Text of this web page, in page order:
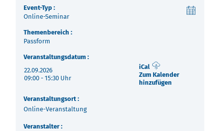
Indonesia
中国
Downloads
Event-Typ :
Online-Seminar
Themenbereich :
Passform
Veranstaltungsdatum :
22.09.2026
09:00 - 15:30 Uhr
iCal
Zum Kalender
hinzufügen
Veranstaltungsort :
Online-Veranstaltung
Veranstalter :